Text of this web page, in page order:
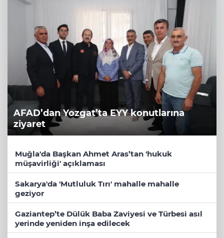
AFAD’dan Yozgat’ta EYY konutlarına
ziyaret
Muğla'da Başkan Ahmet Aras’tan 'hukuk
müşavirliği' açıklaması
Sakarya'da 'Mutluluk Tırı' mahalle mahalle
geziyor
Gaziantep’te Dülük Baba Zaviyesi ve Türbesi asıl
yerinde yeniden inşa edilecek